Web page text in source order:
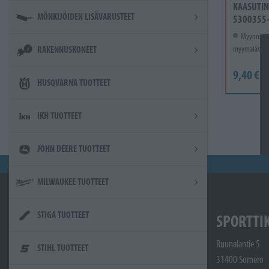
MÖNKIJÖIDEN LISÄVARUSTEET
RAKENNUSKONEET
HUSQVARNA TUOTTEET
IKH TUOTTEET
JOHN DEERE TUOTTEET
MILWAUKEE TUOTTEET
STIGA TUOTTEET
STIHL TUOTTEET
KAASUTIN
myymälässä.
9,40 €
Ruunalantie 5
31400 Somero